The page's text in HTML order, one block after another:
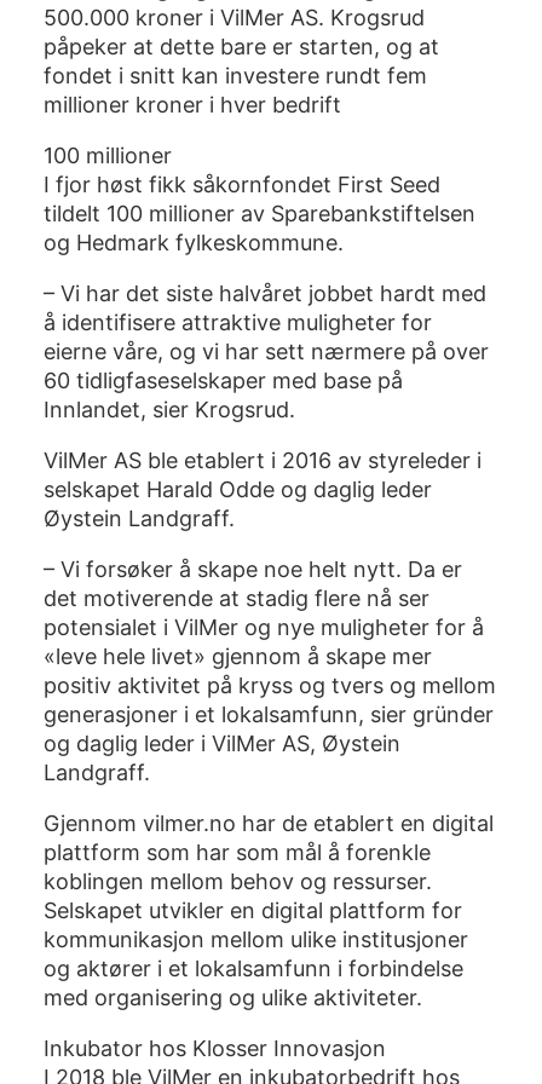
500.000 kroner i VilMer AS. Krogsrud
påpeker at dette bare er starten, og at
fondet i snitt kan investere rundt fem
millioner kroner i hver bedrift
100 millioner
I fjor høst fikk såkornfondet First Seed
tildelt 100 millioner av Sparebankstiftelsen
og Hedmark fylkeskommune.
– Vi har det siste halvåret jobbet hardt med
å identifisere attraktive muligheter for
eierne våre, og vi har sett nærmere på over
60 tidligfaseselskaper med base på
Innlandet, sier Krogsrud.
VilMer AS ble etablert i 2016 av styreleder i
selskapet Harald Odde og daglig leder
Øystein Landgraff.
– Vi forsøker å skape noe helt nytt. Da er
det motiverende at stadig flere nå ser
potensialet i VilMer og nye muligheter for å
«leve hele livet» gjennom å skape mer
positiv aktivitet på kryss og tvers og mellom
generasjoner i et lokalsamfunn, sier gründer
og daglig leder i VilMer AS, Øystein
Landgraff.
Gjennom vilmer.no har de etablert en digital
plattform som har som mål å forenkle
koblingen mellom behov og ressurser.
Selskapet utvikler en digital plattform for
kommunikasjon mellom ulike institusjoner
og aktører i et lokalsamfunn i forbindelse
med organisering og ulike aktiviteter.
Inkubator hos Klosser Innovasjon
I 2018 ble VilMer en inkubatorbedrift hos